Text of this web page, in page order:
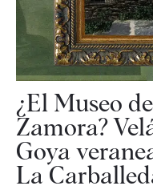
¿El Museo
Zamora?
Goya
La